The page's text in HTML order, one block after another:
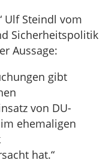
Ulf Steindl vom
Sicherheitspolitik
Aussage:
gibt
von DU-
ehemaligen
hat.“